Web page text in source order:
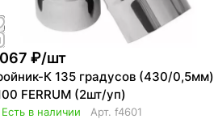
₽/шт
К 135 градусов (430/0,5мм)
FERRUM (2шт/уп)
Есть в наличии Арт. f4601